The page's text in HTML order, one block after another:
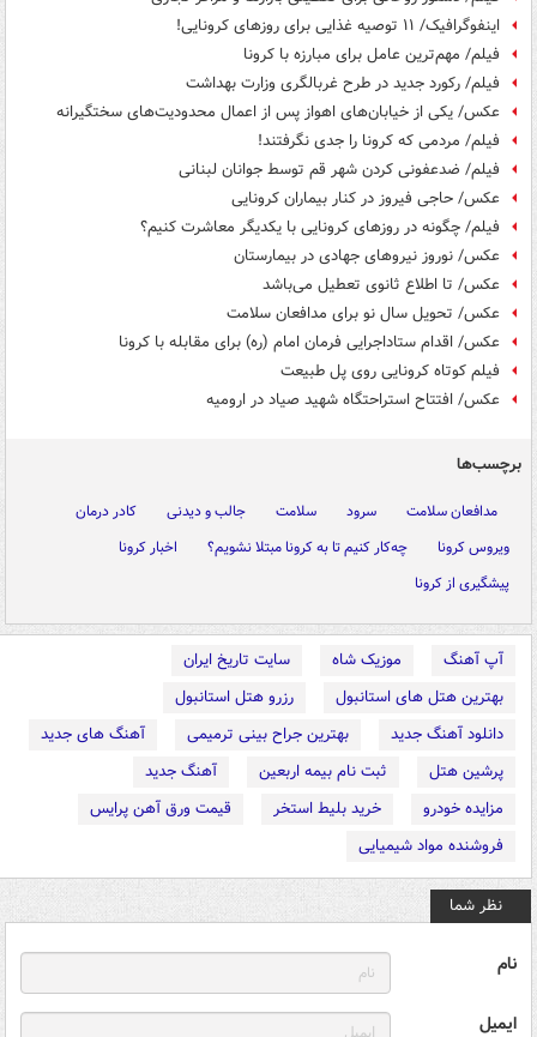
اینفوگرافیک/ ۱۱ توصیه غذایی برای روزهای کرونایی!
فیلم/ مهم‌ترین عامل برای مبارزه با کرونا
فیلم/ رکورد جدید در طرح غربالگری وزارت بهداشت
عکس/ یکی از خیابان‌های اهواز پس از اعمال محدودیت‌های سختگیرانه‌
فیلم/ مردمی که کرونا را جدی نگرفتند!
فیلم/ ضدعفونی کردن شهر قم توسط جوانان لبنانی
عکس/ حاجی فیروز در کنار بیماران کرونایی
فیلم/ چگونه در روزهای کرونایی با یکدیگر معاشرت کنیم؟
عکس/ نوروز نیروهای جهادی در بیمارستان
عکس/ تا اطلاع ثانوی تعطیل می‌باشد
عکس/ تحویل سال نو برای مدافعان سلامت
عکس/ اقدام ستاداجرایی فرمان امام (ره) برای مقابله با کرونا
فیلم کوتاه کرونایی روی پل طبیعت
عکس/ افتتاح استراحتگاه شهید صیاد در ارومیه
برچسب‌ها
مدافعان سلامت سرود سلامت جالب و دیدنی
کادر درمان
ویروس کرونا
چه‌کار کنیم تا به کرونا مبتلا نشویم؟
اخبار کرونا
پیشگیری از کرونا
آپ آهنگ موزیک شاه
سایت تاریخ ایران
بهترین هتل های استانبول
رزرو هتل استانبول
دانلود آهنگ جدید
بهترین جراح بینی ترمیمی
آهنگ های جدید
پرشین هتل
ثبت نام بیمه اربعین
آهنگ جدید
مزایده خودرو
خرید بلیط استخر
قیمت ورق آهن پرایس
فروشنده مواد شیمیایی
نظر شما
نام
ایمیل